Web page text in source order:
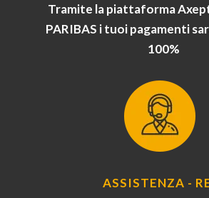
Tramite la piattaforma
PARIBAS i tuoi pagamenti
100%
ASSISTENZA -